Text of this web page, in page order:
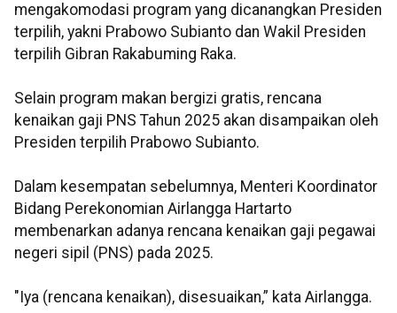
mengakomodasi program yang dicanangkan Presiden
terpilih, yakni Prabowo Subianto dan Wakil Presiden
terpilih Gibran Rakabuming Raka.
Selain program makan bergizi gratis, rencana
kenaikan gaji PNS Tahun 2025 akan disampaikan oleh
Presiden terpilih Prabowo Subianto.
Dalam kesempatan sebelumnya, Menteri Koordinator
Bidang Perekonomian Airlangga Hartarto
membenarkan adanya rencana kenaikan gaji pegawai
negeri sipil (PNS) pada 2025.
"Iya (rencana kenaikan), disesuaikan,” kata Airlangga.